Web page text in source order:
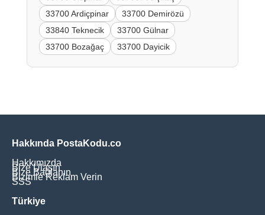
33700 Ardiçpinar
33700 Demirözü
33840 Teknecik
33700 Gülnar
33700 Bozağaç
33700 Dayicik
Hakkında PostaKodu.co
Hakkımızda
Bize Ulaşın
Bize Bağlanın
Bizimle Reklam Verin
SSS
Türkiye